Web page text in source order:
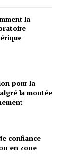
la
pour la
la montée
confiance
en zone